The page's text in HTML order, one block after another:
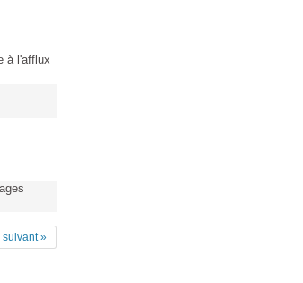
à l'afflux
suivant »